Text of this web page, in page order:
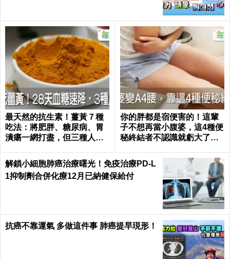
最天然的抗生素！薑黃７種
吃法：將肥胖、糖尿病、胃
潰瘍一網打盡，但三種人千
你的胖都是宿便害的！這輩
子不想再當小腹婆，這4種便
秘終結者不認識就虧大了｜
解鎖小細胞肺癌治療曙光！免疫治療PD-L
1抑制劑合併化療12月已納健保給付
抗癌不靠運氣 多做這件事 肺癌提早現形！